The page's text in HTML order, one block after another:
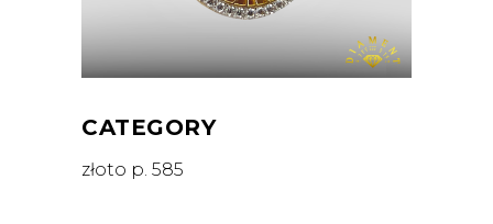
CATEGORY
złoto p. 585